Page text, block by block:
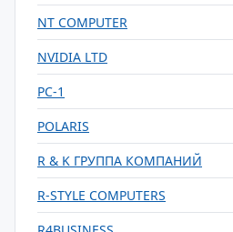
NT COMPUTER
NVIDIA LTD
PC-1
POLARIS
R & K ГРУППА КОМПАНИЙ
R-STYLE COMPUTERS